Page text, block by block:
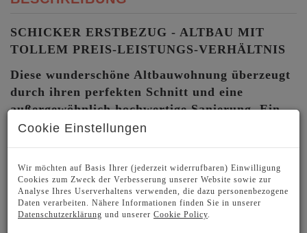
SCHICKER ERSTBEZUG - ALTBAU MIT
TOLLEM PREIS-LEISTUNGS-VERHÄLTNIS
Diese wunderschöne Altbauwohnung überzeugt
durch ihren perfekten Schnitt und eine
außergewöhnlich hochwertige Sanierung. Ein
besonderer Vorteil: Die Wohnung ist bereits
repräsentativen, hochwertigen Designer-Küche mit
Kochinsel bis hin zu äußerst liebevoll
maßgefertigten Einbauschränken im Vorzimmer, in
Cookie Einstellungen
Wir möchten auf Basis Ihrer (jederzeit widerrufbaren) Einwilligung
Cookies zum Zweck der Verbesserung unserer Website sowie zur
Analyse Ihres Userverhaltens verwenden, die dazu personenbezogene
Daten verarbeiten. Nähere Informationen finden Sie in unserer
Datenschutzerklärung und unserer Cookie Policy